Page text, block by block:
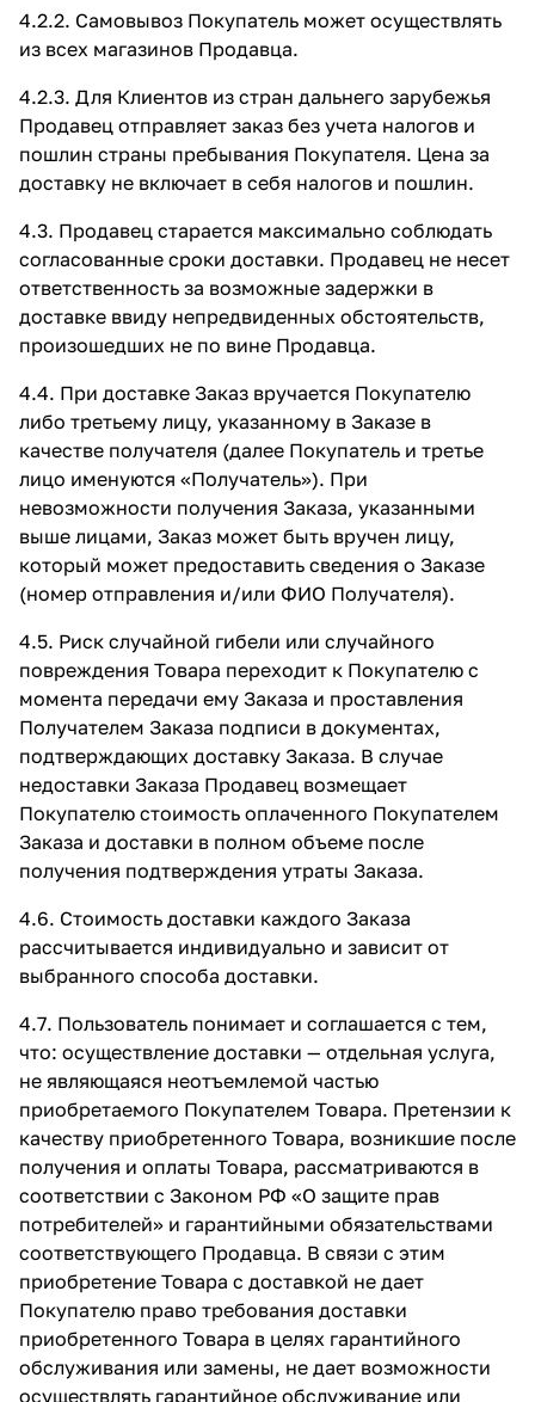
4.2.2. Самовывоз Покупатель может осуществлять
из всех магазинов Продавца.
4.2.3. Для Клиентов из стран дальнего зарубежья
Продавец отправляет заказ без учета налогов и
пошлин страны пребывания Покупателя. Цена за
доставку не включает в себя налогов и пошлин.
4.3. Продавец старается максимально соблюдать
согласованные сроки доставки. Продавец не несет
ответственность за возможные задержки в
доставке ввиду непредвиденных обстоятельств,
произошедших не по вине Продавца.
4.4. При доставке Заказ вручается Покупателю
либо третьему лицу, указанному в Заказе в
качестве получателя (далее Покупатель и третье
лицо именуются «Получатель»). При
невозможности получения Заказа, указанными
выше лицами, Заказ может быть вручен лицу,
который может предоставить сведения о Заказе
(номер отправления и/или ФИО Получателя).
4.5. Риск случайной гибели или случайного
повреждения Товара переходит к Покупателю с
момента передачи ему Заказа и проставления
Получателем Заказа подписи в документах,
подтверждающих доставку Заказа. В случае
недоставки Заказа Продавец возмещает
Покупателю стоимость оплаченного Покупателем
Заказа и доставки в полном объеме после
получения подтверждения утраты Заказа.
4.6. Стоимость доставки каждого Заказа
рассчитывается индивидуально и зависит от
выбранного способа доставки.
4.7. Пользователь понимает и соглашается с тем,
что: осуществление доставки — отдельная услуга,
не являющаяся неотъемлемой частью
приобретаемого Покупателем Товара. Претензии к
качеству приобретенного Товара, возникшие после
получения и оплаты Товара, рассматриваются в
соответствии с Законом РФ «О защите прав
потребителей» и гарантийными обязательствами
соответствующего Продавца. В связи с этим
приобретение Товара с доставкой не дает
Покупателю право требования доставки
приобретенного Товара в целях гарантийного
обслуживания или замены, не дает возможности
осуществлять гарантийное обслуживание или